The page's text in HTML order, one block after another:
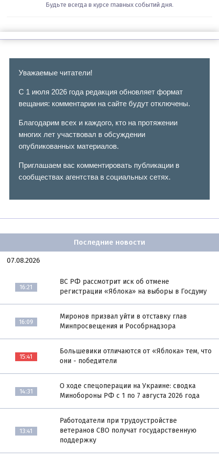
Будьте всегда в курсе главных событий дня.
Уважаемые читатели!
С 1 июля 2026 года редакция обновляет формат
вещания: комментарии на сайте будут отключены.
Благодарим всех и каждого, кто на протяжении
многих лет участвовал в обсуждении
опубликованных материалов.
Приглашаем вас комментировать публикации в
сообществах агентства в социальных сетях.
Последние новости
07.08.2026
16:21
ВС РФ рассмотрит иск об отмене
регистрации «Яблока» на выборы в Госдуму
16:09
Миронов призвал уйти в отставку глав
Минпросвещения и Рособрнадзора
15:41
Большевики отличаются от «Яблока» тем, что
они - победители
14:31
О ходе спецоперации на Украине: сводка
Минобороны РФ с 1 по 7 августа 2026 года
13:41
Работодатели при трудоустройстве
ветеранов СВО получат государственную
поддержку